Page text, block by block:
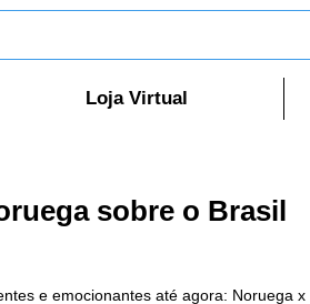
Loja Virtual
sobre o Brasil
e emocionantes até agora: Noruega x